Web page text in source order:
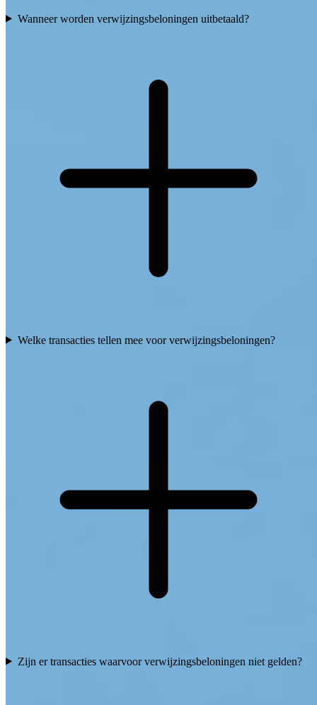
Wanneer worden verwijzingsbeloningen uitbetaald?
Welke transacties tellen mee voor verwijzingsbeloningen?
Zijn er transacties waarvoor verwijzingsbeloningen niet gelden?